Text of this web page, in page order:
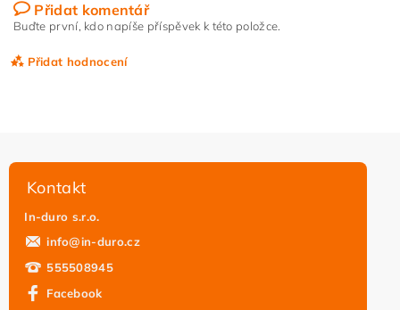
Přidat komentář
Buďte první, kdo napíše příspěvek k této položce.
Přidat hodnocení
Kontakt
In-duro s.r.o.
info@in-duro.cz
555508945
Facebook